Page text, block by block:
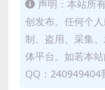
声明：本站所
创发布。任何个
制、盗用、采集
体平台。如若本
QQ：240949404